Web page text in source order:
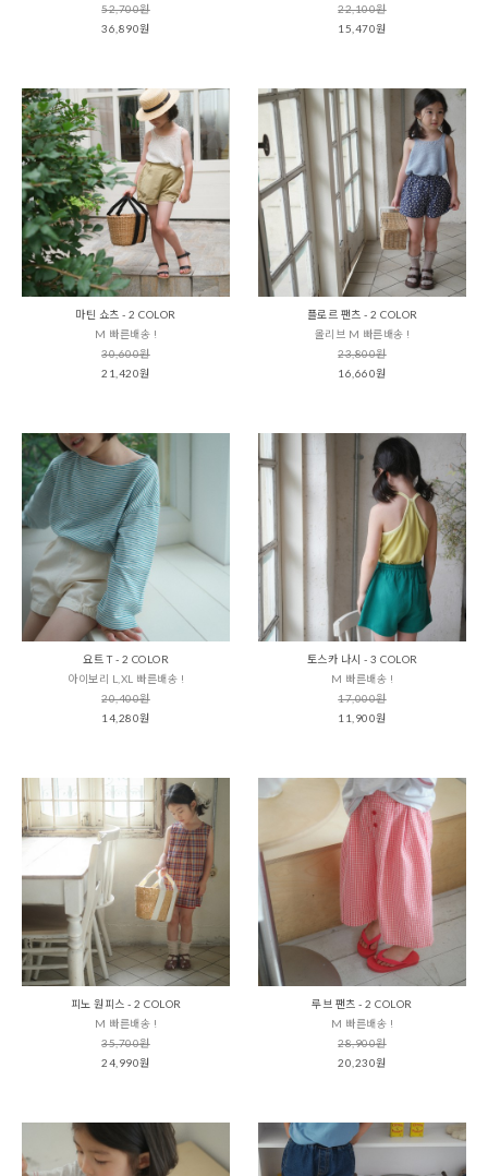
52,700원
36,890원
22,100원
15,470원
마틴 쇼츠 - 2 COLOR
M 빠른배송 !
30,600원
21,420원
플로르 팬츠 - 2 COLOR
올리브 M 빠른배송 !
23,800원
16,660원
요트 T - 2 COLOR
아이보리 L,XL 빠른배송 !
20,400원
14,280원
토스카 나시 - 3 COLOR
M 빠른배송 !
17,000원
11,900원
피노 원피스 - 2 COLOR
M 빠른배송 !
35,700원
24,990원
루브 팬츠 - 2 COLOR
M 빠른배송 !
28,900원
20,230원